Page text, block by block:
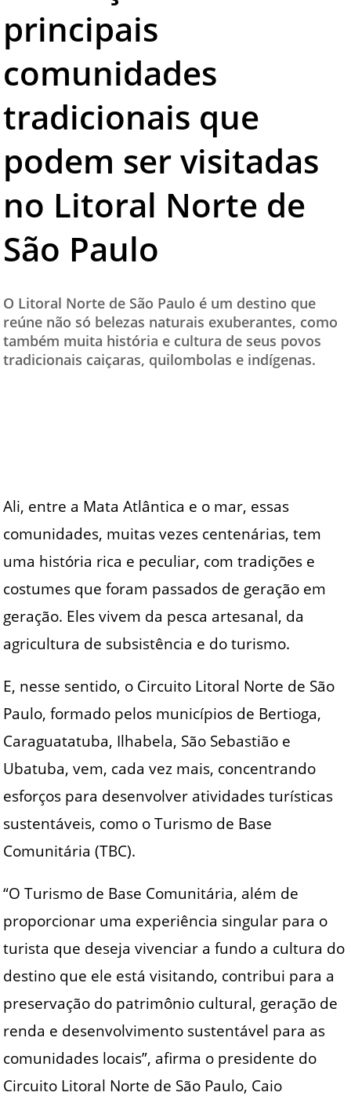
TESTADO E APROVADO
PARCEIROS
QUEM SOMOS - EQUIPE
CONTATO
principais
comunidades
tradicionais que
podem ser visitadas
no Litoral Norte de
São Paulo
O Litoral Norte de São Paulo é um destino que
reúne não só belezas naturais exuberantes, como
também muita história e cultura de seus povos
tradicionais caiçaras, quilombolas e indígenas.
Ali, entre a Mata Atlântica e o mar, essas
comunidades, muitas vezes centenárias, tem
uma história rica e peculiar, com tradições e
costumes que foram passados de geração em
geração. Eles vivem da pesca artesanal, da
agricultura de subsistência e do turismo.
E, nesse sentido, o Circuito Litoral Norte de São
Paulo, formado pelos municípios de Bertioga,
Caraguatatuba, Ilhabela, São Sebastião e
Ubatuba, vem, cada vez mais, concentrando
esforços para desenvolver atividades turísticas
sustentáveis, como o Turismo de Base
Comunitária (TBC).
“O Turismo de Base Comunitária, além de
proporcionar uma experiência singular para o
turista que deseja vivenciar a fundo a cultura do
destino que ele está visitando, contribui para a
preservação do patrimônio cultural, geração de
renda e desenvolvimento sustentável para as
comunidades locais”, afirma o presidente do
Circuito Litoral Norte de São Paulo, Caio